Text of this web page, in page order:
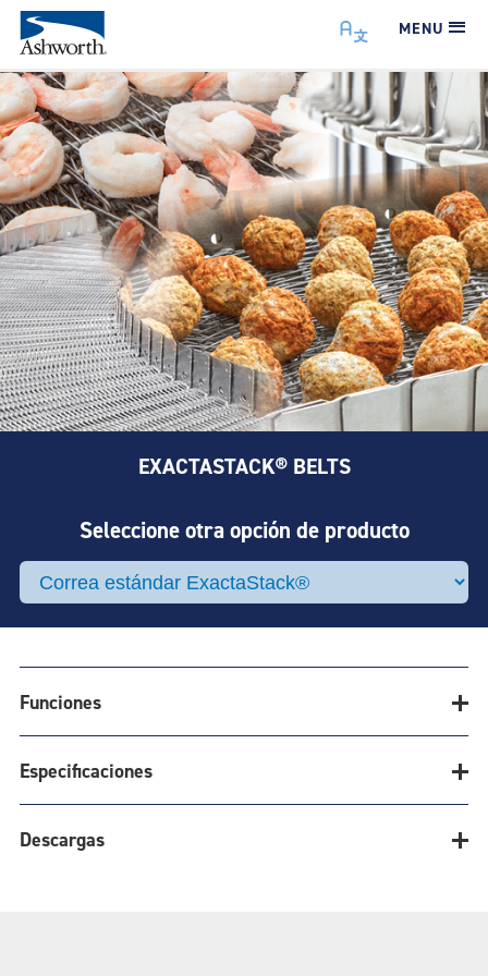
MENU
EXACTASTACK® BELTS
Seleccione otra opción de producto
Funciones
Especificaciones
Descargas